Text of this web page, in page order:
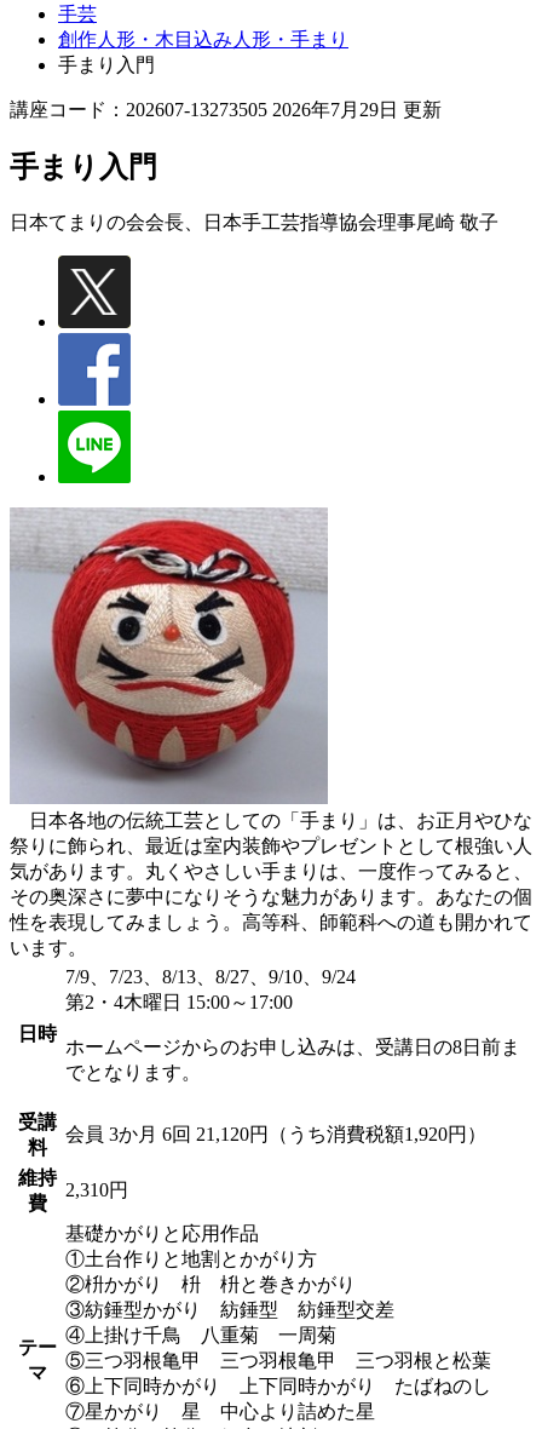
手芸
創作人形・木目込み人形・手まり
手まり入門
講座コード：202607-13273505 2026年7月29日 更新
手まり入門
日本てまりの会会長、日本手工芸指導協会理事尾崎 敬子
日本各地の伝統工芸としての「手まり」は、お正月やひな
祭りに飾られ、最近は室内装飾やプレゼントとして根強い人
気があります。丸くやさしい手まりは、一度作ってみると、
その奥深さに夢中になりそうな魅力があります。あなたの個
性を表現してみましょう。高等科、師範科への道も開かれて
います。
日時
7/9、7/23、8/13、8/27、9/10、9/24
第2・4木曜日 15:00～17:00
ホームページからのお申し込みは、受講日の8日前ま
でとなります。
受講
料
会員 3か月 6回 21,120円（うち消費税額1,920円）
維持
費
2,310円
テー
マ
基礎かがりと応用作品
①土台作りと地割とかがり方
②枡かがり 枡 枡と巻きかがり
③紡錘型かがり 紡錘型 紡錘型交差
④上掛け千鳥 八重菊 一周菊
⑤三つ羽根亀甲 三つ羽根亀甲 三つ羽根と松葉
⑥上下同時かがり 上下同時かがり たばねのし
⑦星かがり 星 中心より詰めた星